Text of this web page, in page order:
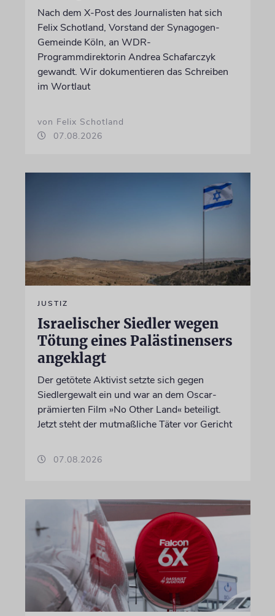
Nach dem X-Post des Journalisten hat sich
Felix Schotland, Vorstand der Synagogen-
Gemeinde Köln, an WDR-
Programmdirektorin Andrea Schafarczyk
gewandt. Wir dokumentieren das Schreiben
im Wortlaut
von Felix Schotland
07.08.2026
JUSTIZ
Israelischer Siedler wegen
Tötung eines Palästinensers
angeklagt
Der getötete Aktivist setzte sich gegen
Siedlergewalt ein und war an dem Oscar-
prämierten Film »No Other Land« beteiligt.
Jetzt steht der mutmaßliche Täter vor Gericht
07.08.2026